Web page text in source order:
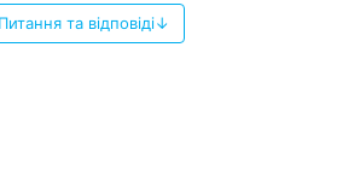
Питання та відповіді↓